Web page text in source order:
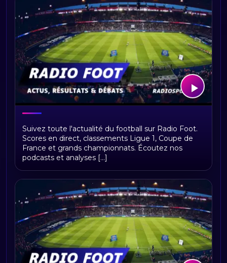
Bienvenue sur Radio Foot !
Suivez toute l'actualité du football sur Radio Foot.
Scores en direct, classements Ligue 1, Coupe de
France et grands championnats. Écoutez nos
podcasts et analyses [...]